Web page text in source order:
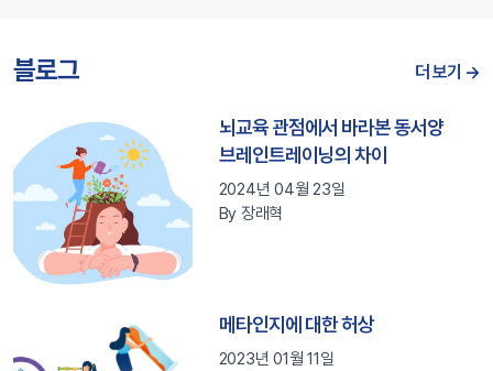
블로그 더 보기 →
뇌교육 관점에서 바라본 동서양
브레인트레이닝의 차이
2024년 04월 23일
By 장래혁
메타인지에 대한 허상
2023년 01월 11일